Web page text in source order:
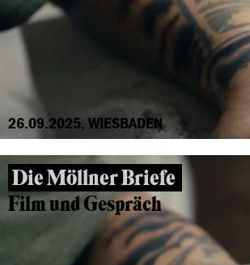
26.09.2025, WIESBADEN
Die Möllner Briefe
Film und Gespräch